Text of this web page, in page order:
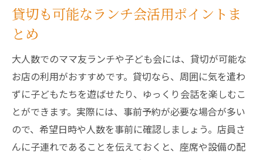
貸切も可能なランチ会活用ポイントま
とめ
大人数でのママ友ランチや子ども会には、貸切が可能な
お店の利用がおすすめです。貸切なら、周囲に気を遣わ
ずに子どもたちを遊ばせたり、ゆっくり会話を楽しむこ
とができます。実際には、事前予約が必要な場合が多い
ので、希望日時や人数を事前に確認しましょう。店員さ
んに子連れであることを伝えておくと、座席や設備の配